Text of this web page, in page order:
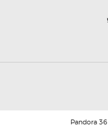
Pandora 36